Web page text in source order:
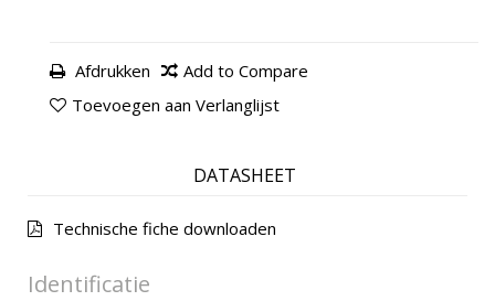
Afdrukken
Add to Compare
Toevoegen aan Verlanglijst
DATASHEET
Technische fiche downloaden
Identificatie